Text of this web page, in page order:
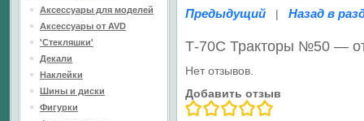
Предыдущий | Назад в
Т-70С Тракторы №50 —
Нет отзывов.
Добавить отзыв
Аксессуары для моделей
Аксессуары от AVD
'Стекляшки'
Декали
Наклейки
Шины и диски
Фигурки